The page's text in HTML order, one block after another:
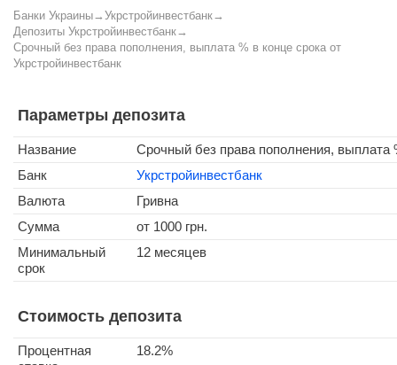
Банки Украины→ Укрстройинвестбанк→
Депозиты Укрстройинвестбанк→
Срочный без права пополнения, выплата % в конце срока от
Укрстройинвестбанк
Параметры депозита
Название
Срочный без права пополнения, выплата
Банк
Укрстройинвестбанк
Валюта
Гривна
Сумма
от 1000 грн.
Минимальный
срок
12 месяцев
Стоимость депозита
Процентная
18.2%